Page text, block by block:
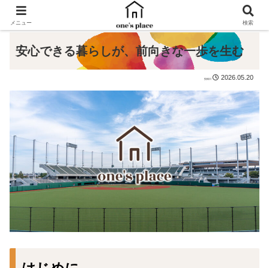
安心できる暮らしが、前向きな一歩を生む
2026.05.20
メニュー 検索